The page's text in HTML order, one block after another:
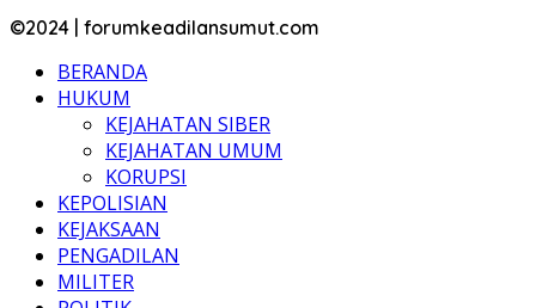
©2024 | forumkeadilansumut.com
BERANDA
HUKUM
KEJAHATAN SIBER
KEJAHATAN UMUM
KORUPSI
KEPOLISIAN
KEJAKSAAN
PENGADILAN
MILITER